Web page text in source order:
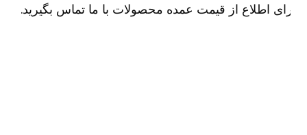
اطلاع از قیمت عمده محصولات با ما تماس بگیرید.